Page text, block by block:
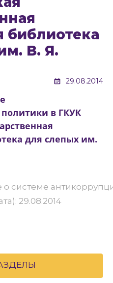
библиотека
В. Я.
29.08.2014
в ГКУК
для слепых им.
системе
29.08.2014